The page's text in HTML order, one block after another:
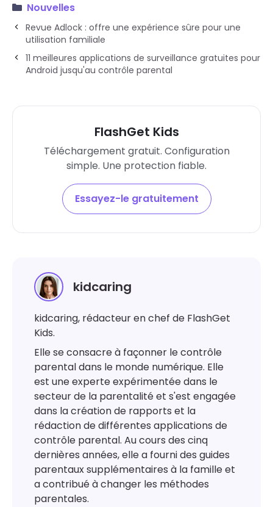
Nouvelles
Revue Adlock : offre une expérience sûre pour une
utilisation familiale
11 meilleures applications de surveillance gratuites pour
Android jusqu'au contrôle parental
FlashGet Kids
Téléchargement gratuit. Configuration
simple. Une protection fiable.
Essayez-le gratuitement
kidcaring
kidcaring, rédacteur en chef de FlashGet
Kids.
Elle se consacre à façonner le contrôle
parental dans le monde numérique. Elle
est une experte expérimentée dans le
secteur de la parentalité et s'est engagée
dans la création de rapports et la
rédaction de différentes applications de
contrôle parental. Au cours des cinq
dernières années, elle a fourni des guides
parentaux supplémentaires à la famille et
a contribué à changer les méthodes
parentales.